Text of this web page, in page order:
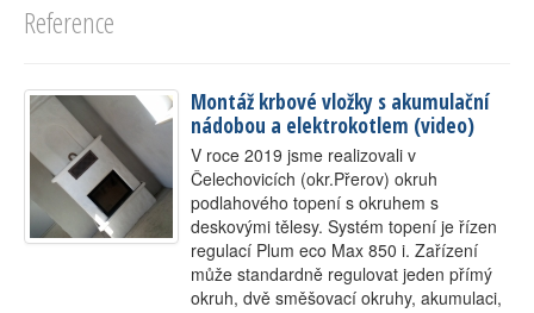
Partneři
Kontakt
Reference
Montáž krbové vložky s akumulační
nádobou a elektrokotlem (video)
V roce 2019 jsme realizovali v
Čelechovicích (okr.Přerov) okruh
podlahového topení s okruhem s
deskovými tělesy. Systém topení je řízen
regulací Plum eco Max 850 i. Zařízení
může standardně regulovat jeden přímý
okruh, dvě směšovací okruhy, akumulaci,